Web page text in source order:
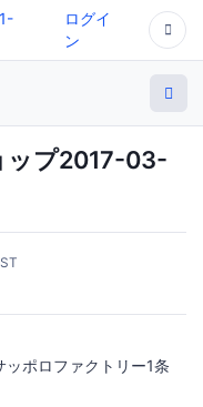
ログイ
ン
ップ2017-03-
ポロファクトリー1条